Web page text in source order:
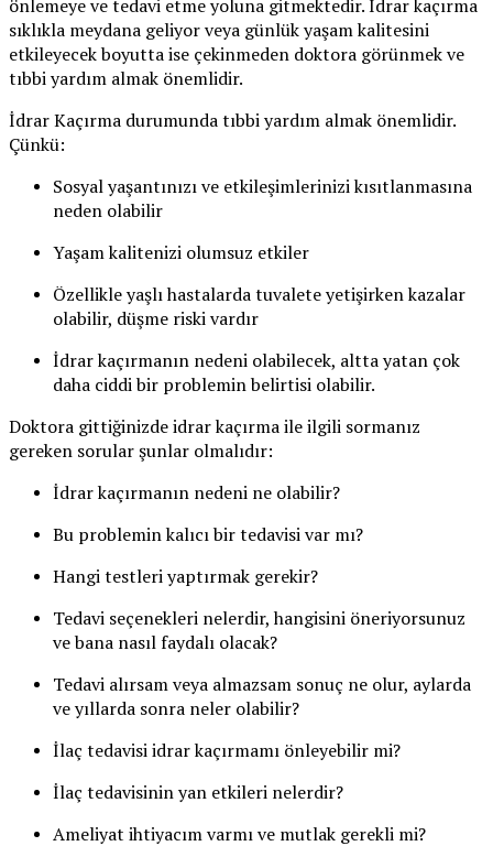
önlemeye ve tedavi etme yoluna gitmektedir. İdrar kaçırma
sıklıkla meydana geliyor veya günlük yaşam kalitesini
etkileyecek boyutta ise çekinmeden doktora görünmek ve
tıbbi yardım almak önemlidir.
İdrar Kaçırma durumunda tıbbi yardım almak önemlidir.
Çünkü:
Sosyal yaşantınızı ve etkileşimlerinizi kısıtlanmasına
neden olabilir
Yaşam kalitenizi olumsuz etkiler
Özellikle yaşlı hastalarda tuvalete yetişirken kazalar
olabilir, düşme riski vardır
İdrar kaçırmanın nedeni olabilecek, altta yatan çok
daha ciddi bir problemin belirtisi olabilir.
Doktora gittiğinizde idrar kaçırma ile ilgili sormanız
gereken sorular şunlar olmalıdır:
İdrar kaçırmanın nedeni ne olabilir?
Bu problemin kalıcı bir tedavisi var mı?
Hangi testleri yaptırmak gerekir?
Tedavi seçenekleri nelerdir, hangisini öneriyorsunuz
ve bana nasıl faydalı olacak?
Tedavi alırsam veya almazsam sonuç ne olur, aylarda
ve yıllarda sonra neler olabilir?
İlaç tedavisi idrar kaçırmamı önleyebilir mi?
İlaç tedavisinin yan etkileri nelerdir?
Ameliyat ihtiyacım varmı ve mutlak gerekli mi?